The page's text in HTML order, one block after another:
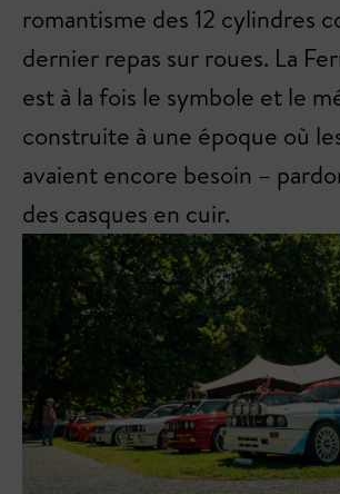
romantisme des 12 cylindres
dernier repas sur roues. La
est à la fois le symbole et le
construite à une époque où
avaient encore besoin –
des casques en cuir.